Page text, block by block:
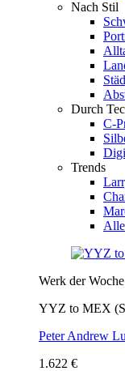
Nach Stil
Durch
C-
Trends
Werk der Woche
YYZ to MEX
Peter Andrew
1.622 €